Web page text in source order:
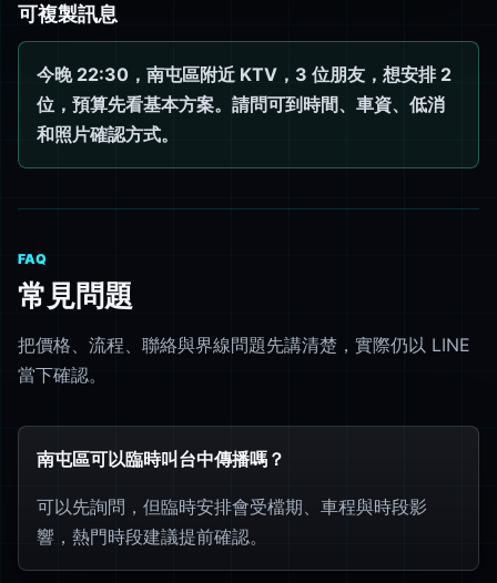
可複製訊息
今晚 22:30，南屯區附近 KTV，3 位朋友，想安排 2
位，預算先看基本方案。請問可到時間、車資、低消
和照片確認方式。
FAQ
常見問題
把價格、流程、聯絡與界線問題先講清楚，實際仍以 LINE
當下確認。
南屯區可以臨時叫台中傳播嗎？
可以先詢問，但臨時安排會受檔期、車程與時段影
響，熱門時段建議提前確認。